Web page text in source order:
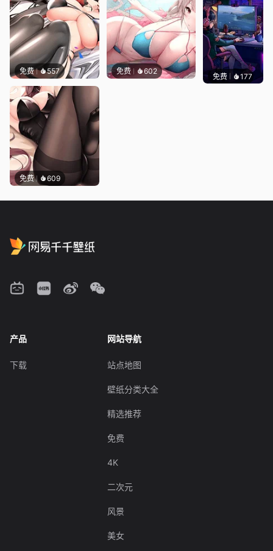
免费 557 免费 602
免费 609
免费 177
产品
下载
网站导航
站点地图
壁纸分类大全
精选推荐
免费
4K
二次元
风景
美女